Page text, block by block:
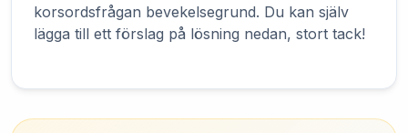
korsordsfrågan bevekelsegrund. Du kan själv
lägga till ett förslag på lösning nedan, stort tack!